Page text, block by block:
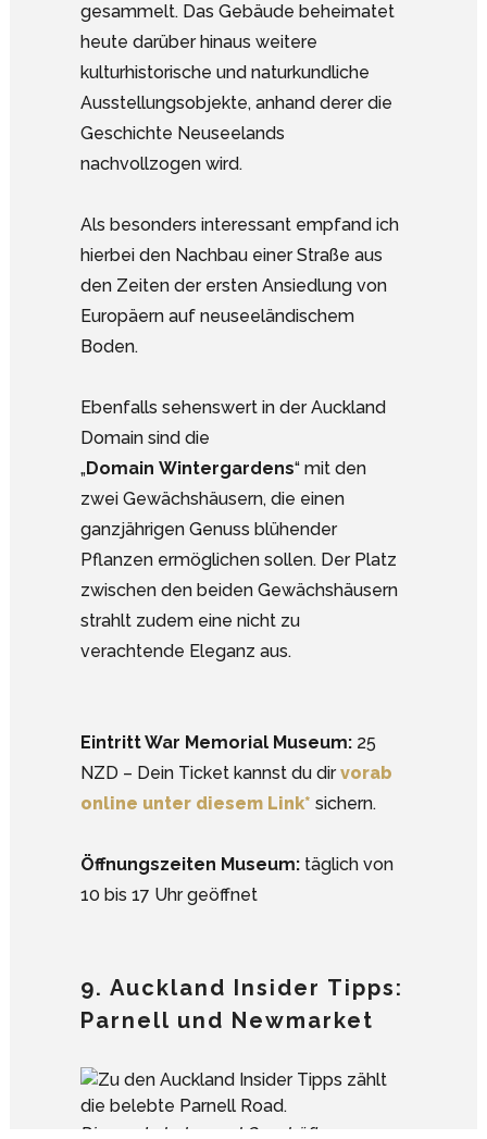
gesammelt. Das Gebäude beheimatet
heute darüber hinaus weitere
kulturhistorische und naturkundliche
Ausstellungsobjekte, anhand derer die
Geschichte Neuseelands
nachvollzogen wird.
Als besonders interessant empfand ich
hierbei den Nachbau einer Straße aus
den Zeiten der ersten Ansiedlung von
Europäern auf neuseeländischem
Boden.
Ebenfalls sehenswert in der Auckland
Domain sind die
„Domain Wintergardens“ mit den
zwei Gewächshäusern, die einen
ganzjährigen Genuss blühender
Pflanzen ermöglichen sollen. Der Platz
zwischen den beiden Gewächshäusern
strahlt zudem eine nicht zu
verachtende Eleganz aus.
Eintritt War Memorial Museum: 25
NZD – Dein Ticket kannst du dirvorab
online unter diesem Link* sichern.
Öffnungszeiten Museum: täglich von
10 bis 17 Uhr geöffnet
9. Auckland Insider Tipps:
Parnell und Newmarket
Die von Lokalen und Geschäften
Google Analytics deaktivieren.